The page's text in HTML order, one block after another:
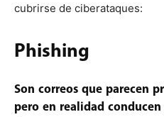
cubrirse de ciberataques:
Phishing
Son correos que parecen
pero en realidad